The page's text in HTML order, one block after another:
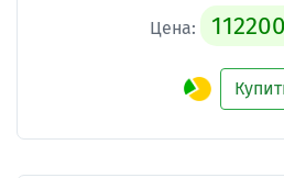
Цена: